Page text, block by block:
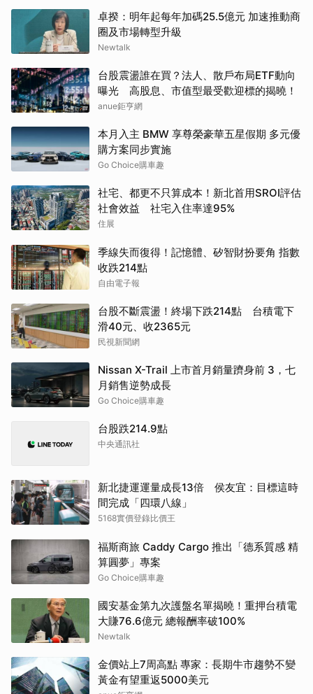
卓揆：明年起每年加碼25.5億元 加速推動商
圈及市場轉型升級
Newtalk
台股震盪誰在買？法人、散戶布局ETF動向
曝光 高股息、市值型最受歡迎標的揭曉！
anue鉅亨網
本月入主 BMW 享尊榮豪華五星假期 多元優
購方案同步實施
Go Choice購車趣
社宅、都更不只算成本！新北首用SROI評估
社會效益 社宅入住率達95%
住展
季線失而復得！記憶體、矽智財扮要角 指數
收跌214點
自由電子報
台股不斷震盪！終場下跌214點 台積電下
滑40元、收2365元
民視新聞網
Nissan X-Trail 上市首月銷量躋身前 3，七
月銷售逆勢成長
Go Choice購車趣
台股跌214.9點
中央通訊社
新北捷運運量成長13倍 侯友宜：目標這時
間完成「四環八線」
5168實價登錄比價王
福斯商旅 Caddy Cargo 推出「德系質感 精
算圓夢」專案
Go Choice購車趣
國安基金第九次護盤名單揭曉！重押台積電
大賺76.6億元 總報酬率破100%
Newtalk
金價站上7周高點 專家：長期牛市趨勢不變
黃金有望重返5000美元